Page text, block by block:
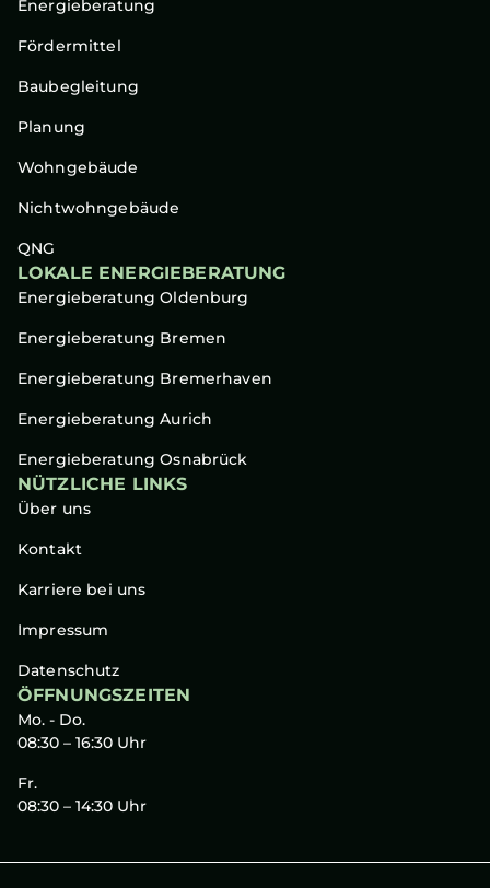
Energieberatung
Fördermittel
Baubegleitung
Planung
Wohngebäude
Nichtwohngebäude
QNG
LOKALE ENERGIEBERATUNG
Energieberatung Oldenburg
Energieberatung Bremen
Energieberatung Bremerhaven
Energieberatung Aurich
Energieberatung Osnabrück
NÜTZLICHE LINKS
Über uns
Kontakt
Karriere bei uns
Impressum
Datenschutz
ÖFFNUNGSZEITEN
Mo. - Do.
08:30 – 16:30 Uhr
Fr.
08:30 – 14:30 Uhr